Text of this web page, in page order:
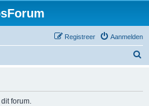
Aanmelden
Registreer
forum.